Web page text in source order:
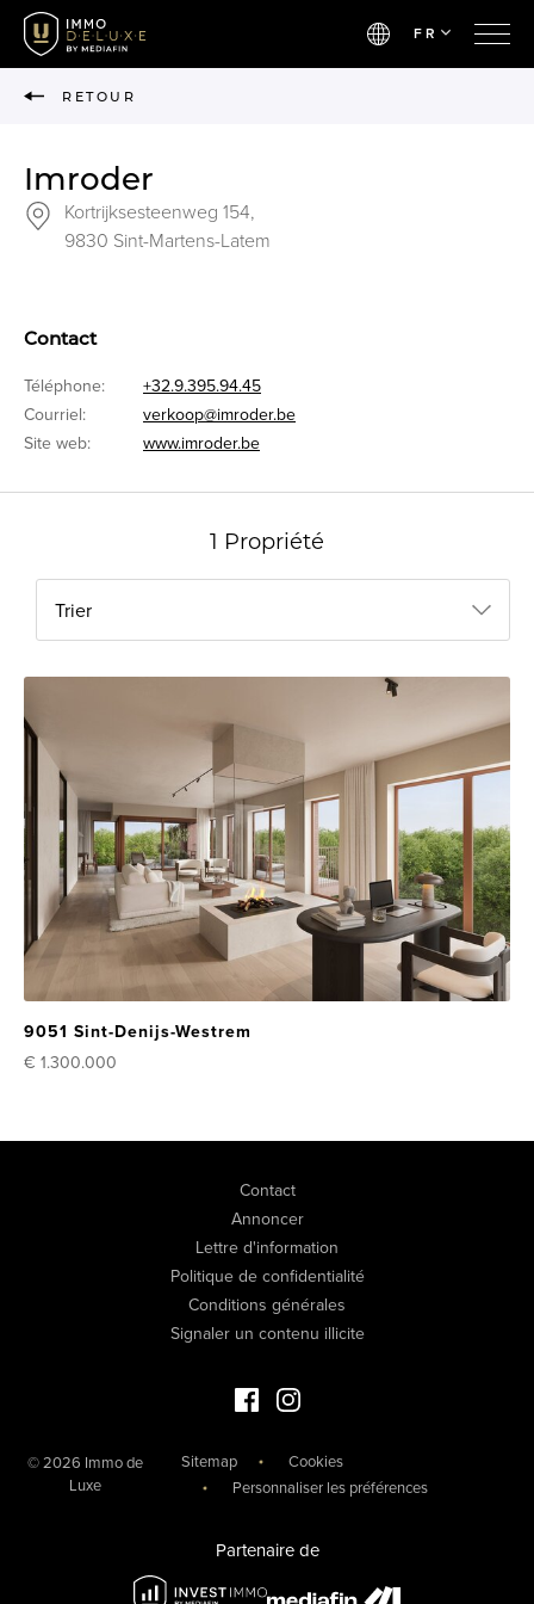
FR
RETOUR
Imroder
Kortrijksesteenweg 154,
9830 Sint-Martens-Latem
Contact
Téléphone:
+32.9.395.94.45
Courriel:
verkoop@imroder.be
Site web:
www.imroder.be
1 Propriété
Trier
9051 Sint-Denijs-Westrem
€ 1.300.000
Contact
Annoncer
Lettre d'information
Politique de confidentialité
Conditions générales
Signaler un contenu illicite
Facebook Immo de Luxe
Instagram Immo de Luxe
© 2026 Immo de
Luxe
Sitemap
Cookies
Personnaliser les préférences
Partenaire de